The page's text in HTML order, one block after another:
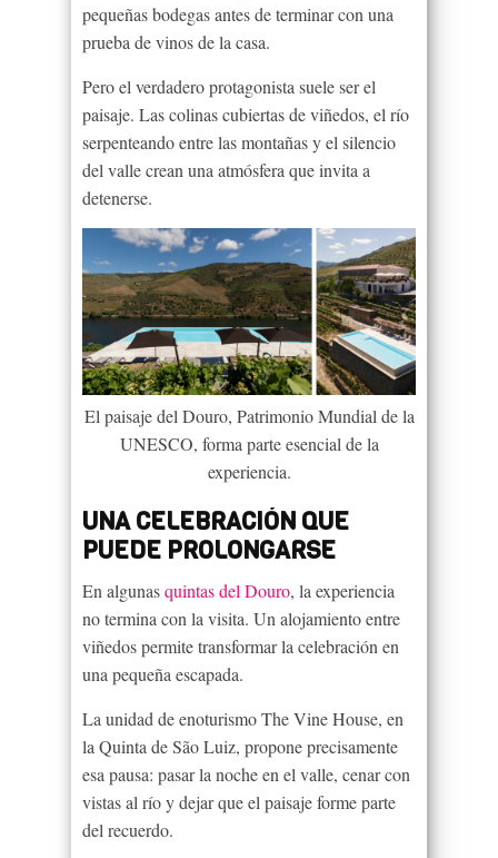
pequeñas bodegas antes de terminar con una
prueba de vinos de la casa.
Pero el verdadero protagonista suele ser el
paisaje. Las colinas cubiertas de viñedos, el río
serpenteando entre las montañas y el silencio
del valle crean una atmósfera que invita a
detenerse.
El paisaje del Douro, Patrimonio Mundial de la
UNESCO, forma parte esencial de la
experiencia.
UNA CELEBRACIÓN QUE
PUEDE PROLONGARSE
En algunasquintas del Douro, la experiencia
no termina con la visita. Un alojamiento entre
viñedos permite transformar la celebración en
una pequeña escapada.
La unidad de enoturismo The Vine House, en
la Quinta de São Luiz, propone precisamente
esa pausa: pasar la noche en el valle, cenar con
vistas al río y dejar que el paisaje forme parte
del recuerdo.